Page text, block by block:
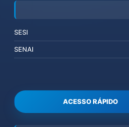
SESI
SENAI
ACESSO RÁPIDO